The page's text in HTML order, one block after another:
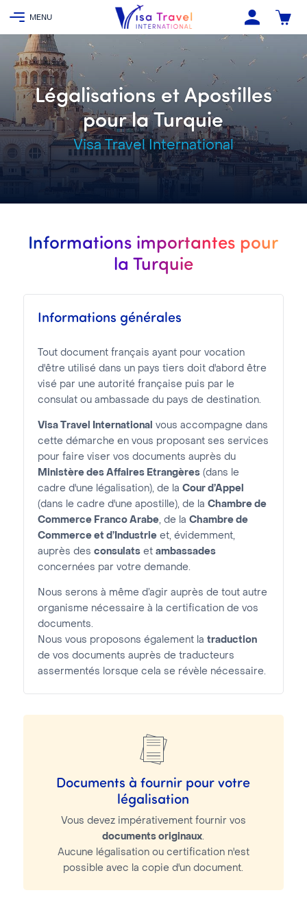
Légalisations et Apostilles
pour la Turquie
Visa Travel International
Informations importantes pour
la Turquie
Informations générales
Tout document français ayant pour vocation
d'être utilisé dans un pays tiers doit d'abord être
visé par une autorité française puis par le
consulat ou ambassade du pays de destination.
Visa Travel International
vous accompagne dans
cette démarche en vous proposant ses services
pour faire viser vos documents auprès du
Ministère des Affaires Etrangères(dans le
cadre d'une légalisation), de la Cour d’Appel
(dans le cadre d'une apostille), de la Chambre de
Commerce Franco Arabe, de la Chambre de
Commerce et d’Industrieet, évidemment,
auprès des consulatset ambassades
concernées par votre demande.
Nous serons à même d’agir auprès de tout autre
organisme nécessaire à la certification de vos
documents.
Nous vous proposons également la traduction
de vos documents auprès de traducteurs
assermentés lorsque cela se révèle nécessaire.
Documents à fournir pour votre
légalisation
Vous devez impérativement fournir vos
documents originaux.
Aucune légalisation ou certification n'est
possible avec la copie d'un document.